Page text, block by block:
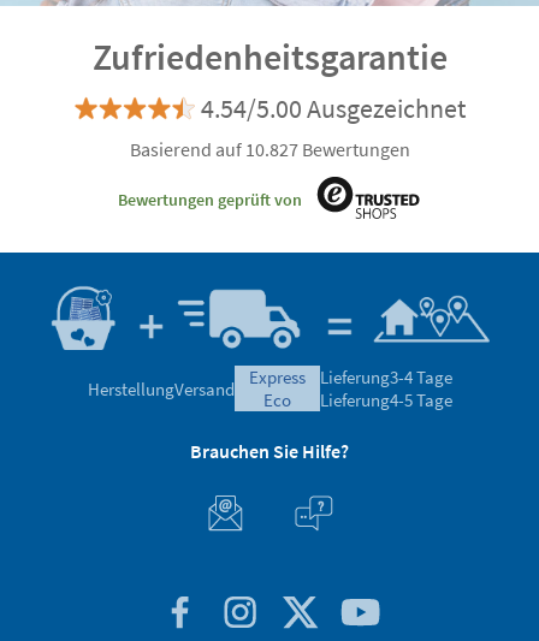
Zufriedenheitsgarantie
4.54/5.00 Ausgezeichnet
Basierend auf 10.827 Bewertungen
Bewertungen geprüft von
HerstellungVersand
express
eco
Lieferung3-4 Tage
Lieferung4-5 Tage
Brauchen Sie Hilfe?